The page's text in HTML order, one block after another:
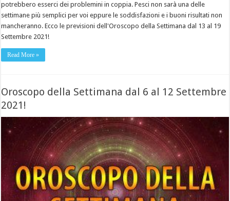
potrebbero esserci dei problemini in coppia. Pesci non sarà una delle
settimane più semplici per voi eppure le soddisfazioni e i buoni risultati non
mancheranno. Ecco le previsioni dell'Oroscopo della Settimana dal 13 al 19
Settembre 2021!
Read More »
Oroscopo della Settimana dal 6 al 12 Settembre
2021!